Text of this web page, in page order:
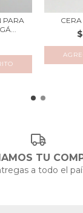
PARA
TU
a todo el